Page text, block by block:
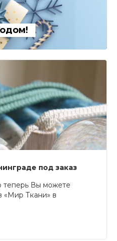
под заказ
теперь Вы можете
«Мир Ткани» в